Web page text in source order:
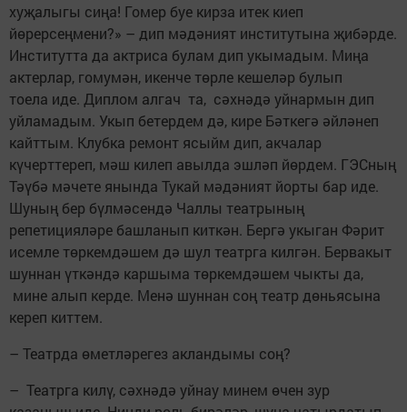
хуҗалыгы сиңа! Гомер буе кирза итек киеп
йөрерсеңмени?» – дип мәдәният институтына җибәрде.
Институтта да актриса булам дип укымадым. Миңа
актерлар, гомумән, икенче төрле кешеләр булып
тоела иде. Диплом алгач та, сәхнәдә уйнармын дип
уйламадым. Укып бетердем дә, кире Бәткегә әйләнеп
кайттым. Клубка ремонт ясыйм дип, акчалар
күчерттереп, мәш килеп авылда эшләп йөрдем. ГЭСның
Тәүбә мәчете янында Тукай мәдәният йорты бар иде.
Шуның бер бүлмәсендә Чаллы театрының
репетицияләре башланып киткән. Бергә укыган Фәрит
исемле төркемдәшем дә шул театрга килгән. Бервакыт
шуннан үткәндә каршыма төркемдәшем чыкты да,
мине алып керде. Менә шуннан соң театр дөньясына
кереп киттем.
– Театрда өметләрегез акландымы соң?
– Театрга килү, сәхнәдә уйнау минем өчен зур